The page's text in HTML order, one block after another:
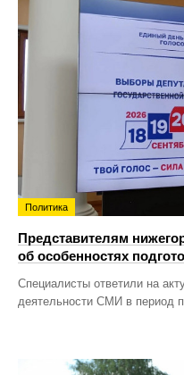
Политика
Представителям
об особенностях
Специалисты ответили на
деятельности СМИ в период